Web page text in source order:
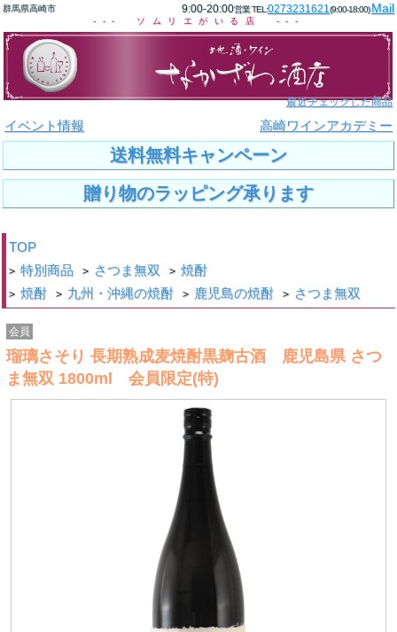
群馬県高崎市 9:00-20:00営業 TEL:0273231621(9:00-18:00)Mail
--- ソムリエがいる店 ---
最近チェックした商品
イベント情報 高崎ワインアカデミー
送料無料キャンペーン
贈り物のラッピング承ります
TOP
> 特別商品 > さつま無双 > 焼酎
> 焼酎 > 九州・沖縄の焼酎 > 鹿児島の焼酎 > さつま無双
会員
瑠璃さそり 長期熟成麦焼酎黒麹古酒 鹿児島県 さつ
ま無双 1800ml 会員限定(特)